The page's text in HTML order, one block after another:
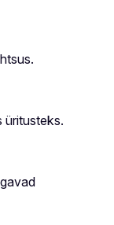
üritusteks.